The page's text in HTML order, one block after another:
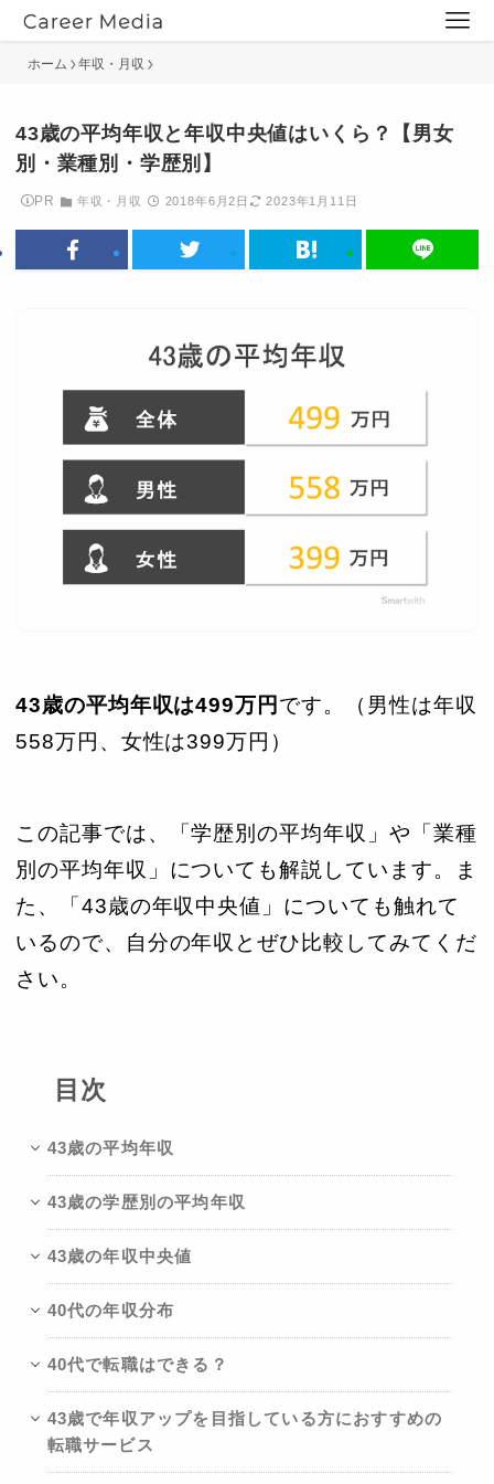
ホーム 年収・月収
43歳の平均年収と年収中央値はいくら？【男女
別・業種別・学歴別】
PR 年収・月収 2018年6月2日 2023年1月11日
43歳の平均年収は499万円 です。（男性は年収
558万円、女性は399万円）
この記事では、「学歴別の平均年収」や「業種
別の平均年収」についても解説しています。ま
た、「43歳の年収中央値」についても触れて
いるので、自分の年収とぜひ比較してみてくだ
さい。
目次
43歳の平均年収
43歳の学歴別の平均年収
43歳の年収中央値
40代の年収分布
40代で転職はできる？
43歳で年収アップを目指している方におすすめの
転職サービス